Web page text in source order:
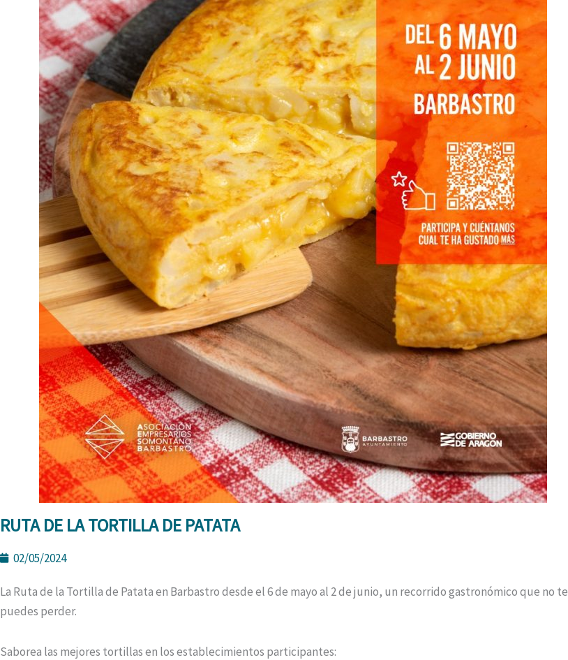
RUTA DE LA TORTILLA DE PATATA
02/05/2024
La Ruta de la Tortilla de Patata en Barbastro desde el 6 de mayo al 2 de junio, un recorrido gastronómico que no te
puedes perder.
Saborea las mejores tortillas en los establecimientos participantes: